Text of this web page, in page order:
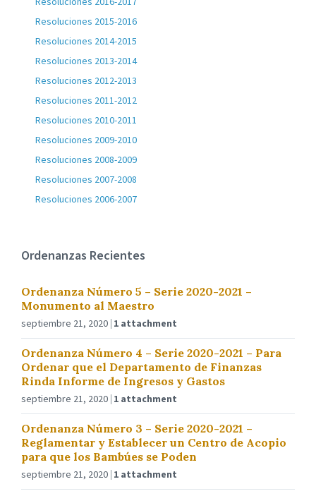
Resoluciones 2015-2016
Resoluciones 2014-2015
Resoluciones 2013-2014
Resoluciones 2012-2013
Resoluciones 2011-2012
Resoluciones 2010-2011
Resoluciones 2009-2010
Resoluciones 2008-2009
Resoluciones 2007-2008
Resoluciones 2006-2007
Ordenanzas Recientes
Ordenanza Número 5 – Serie 2020-2021 –
Monumento al Maestro
septiembre 21, 2020 1 attachment
Ordenanza Número 4 – Serie 2020-2021 – Para
Ordenar que el Departamento de Finanzas
Rinda Informe de Ingresos y Gastos
septiembre 21, 2020 1 attachment
Ordenanza Número 3 – Serie 2020-2021 –
Reglamentar y Establecer un Centro de Acopio
para que los Bambúes se Poden
septiembre 21, 2020 1 attachment